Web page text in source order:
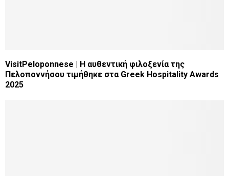
VisitPeloponnese | Η αυθεντική φιλοξενία της
Πελοποννήσου τιμήθηκε στα Greek Hospitality Awards
2025